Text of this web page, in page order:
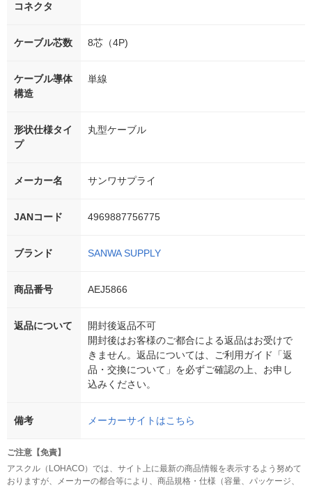
コネクタ
ケーブル芯数 8芯（4P)
ケーブル導体
構造
単線
形状仕様タイ
プ
丸型ケーブル
メーカー名 サンワサプライ
JANコード 4969887756775
ブランド SANWA SUPPLY
商品番号 AEJ5866
返品について
開封後返品不可
開封後はお客様のご都合による返品はお受けで
きません。返品については、ご利用ガイド「返
品・交換について」を必ずご確認の上、お申し
込みください。
備考 メーカーサイトはこちら
ご注意【免責】
アスクル（LOHACO）では、サイト上に最新の商品情報を表示するよう努めて
おりますが、メーカーの都合等により、商品規格・仕様（容量、パッケージ、